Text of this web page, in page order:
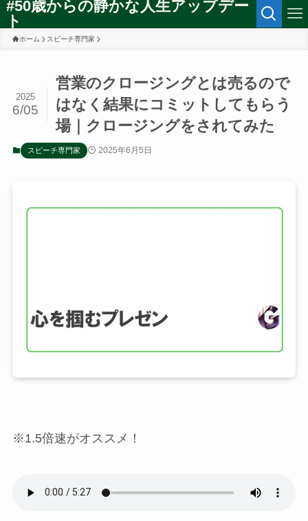
#50歳からの静かな人生アップデー
ト
ホーム スピーチ専門家
営業のクロージングとは売るので
はなく結果にコミットしてもらう
場｜クロージングをされてみた
2025
6/05
スピーチ専門家 2025年6月5日
※1.5倍速がオススメ！